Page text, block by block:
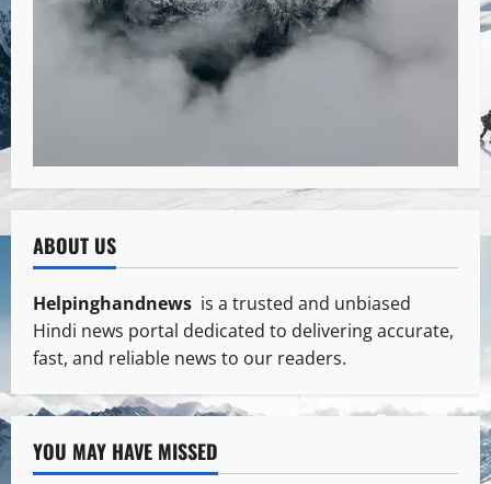
ABOUT US
Helpinghandnews is a trusted and unbiased
Hindi news portal dedicated to delivering accurate,
fast, and reliable news to our readers.
YOU MAY HAVE MISSED